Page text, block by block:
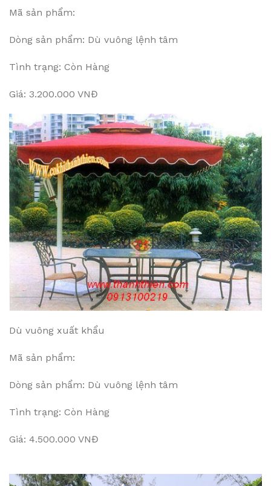
Mã sản phẩm:
Dòng sản phẩm: Dù vuông lệnh tâm
Tình trạng: Còn Hàng
Giá: 3.200.000 VNĐ
Dù vuông xuất khẩu
Mã sản phẩm:
Dòng sản phẩm: Dù vuông lệnh tâm
Tình trạng: Còn Hàng
Giá: 4.500.000 VNĐ